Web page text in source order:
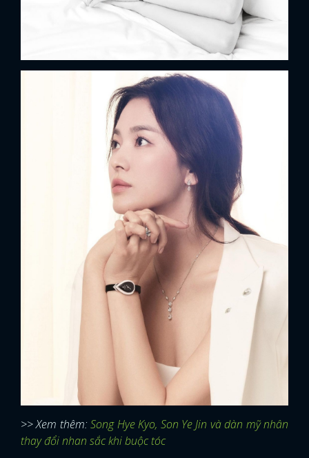
>> Xem thêm:Song Hye Kyo, Son Ye Jin và dàn mỹ nhân
thay đổi nhan sắc khi buộc tóc